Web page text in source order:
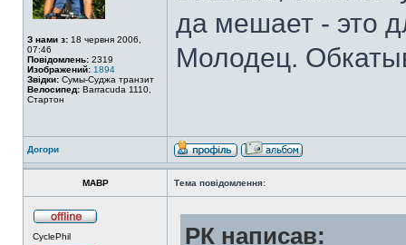
З нами з: 18 червня 2006,
07:46
Повідомлень: 2319
Изображений: 1894
Звідки: Сумы-Суджа транзит
Велосипед: Barracuda 1110,
Стартон
да мешает - это
Молодец.
Догори
MABP Тема повідомлення:
CyclePhil РК написав: